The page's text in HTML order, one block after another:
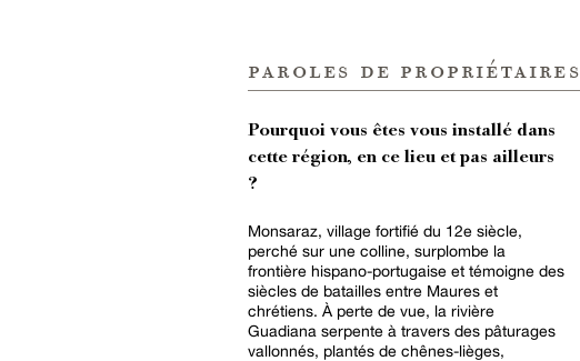
paroles de propriétaires
Pourquoi vous êtes vous installé dans
cette région, en ce lieu et pas ailleurs
?
Monsaraz, village fortifié du 12e siècle,
perché sur une colline, surplombe la
frontière hispano-portugaise et témoigne des
siècles de batailles entre Maures et
chrétiens. À perte de vue, la rivière
Guadiana serpente à travers des pâturages
vallonnés, plantés de chênes-lièges,